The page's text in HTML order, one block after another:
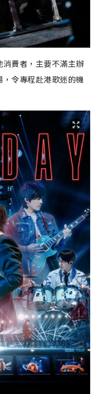
費者，主要不滿主辦
令專程赴港歌迷的機